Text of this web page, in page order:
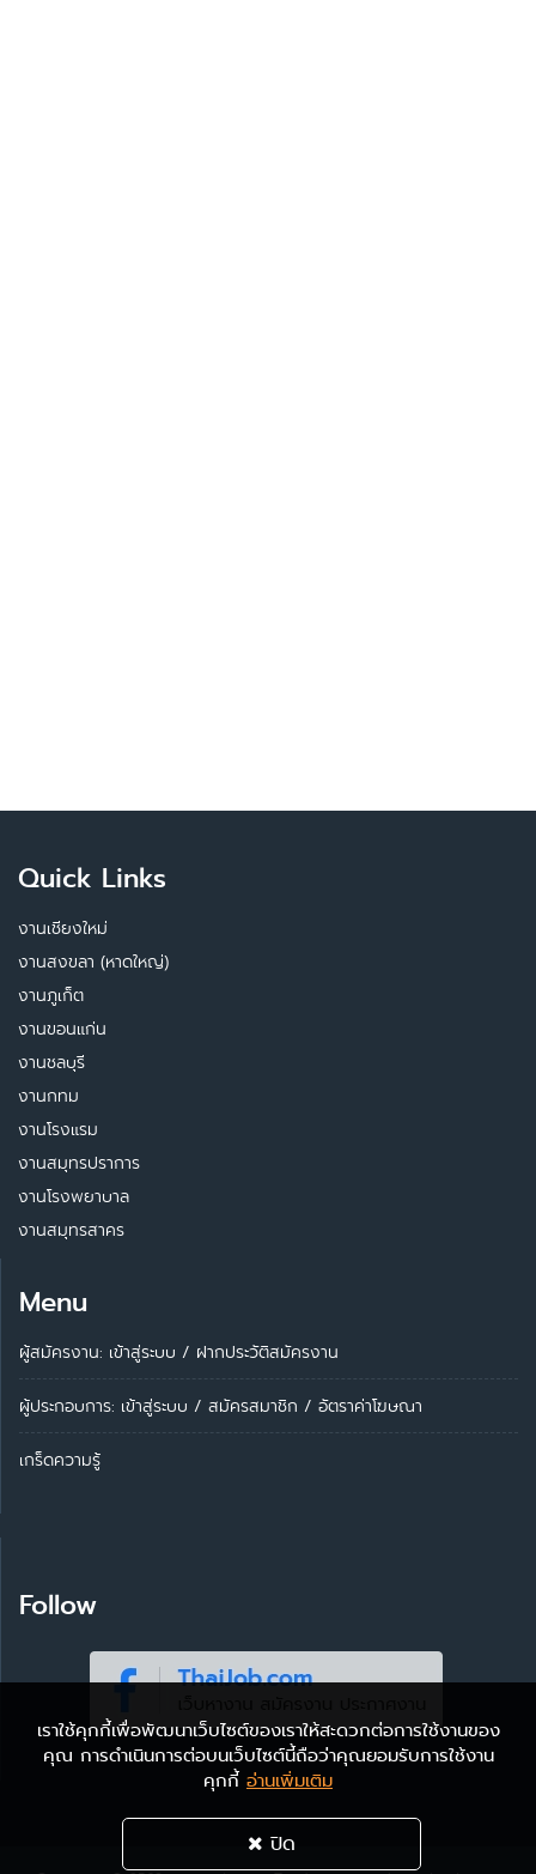
Quick Links
งานเชียงใหม่
งานสงขลา (หาดใหญ่)
งานภูเก็ต
งานขอนแก่น
งานชลบุรี
งานกทม
งานโรงแรม
งานสมุทรปราการ
งานโรงพยาบาล
งานสมุทรสาคร
Menu
ผู้สมัครงาน: เข้าสู่ระบบ / ฝากประวัติสมัครงาน
ผู้ประกอบการ: เข้าสู่ระบบ / สมัครสมาชิก / อัตราค่าโฆษณา
เกร็ดความรู้
Follow
เราใช้คุกกี้เพื่อพัฒนาเว็บไซต์ของเราให้สะดวกต่อการใช้งานของ
คุณ การดำเนินการต่อบนเว็บไซต์นี้ถือว่าคุณยอมรับการใช้งาน
คุกกี้ อ่านเพิ่มเติม
ปิด